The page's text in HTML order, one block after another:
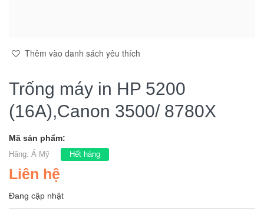
Thêm vào danh sách yêu thích
Trống máy in HP 5200
(16A),Canon 3500/ 8780X
Mã sản phẩm:
Hãng: Á Mỹ Hết hàng
Liên hệ
Đang cập nhật